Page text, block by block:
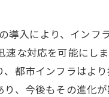
導入により、インフ
な対応を可能にし
都市インフラはより
、今後もその進化が